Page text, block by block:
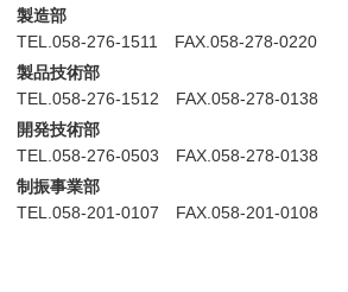
製造部
TEL.058-276-1511 FAX.058-278-0220
製品技術部
TEL.058-276-1512 FAX.058-278-0138
開発技術部
TEL.058-276-0503 FAX.058-278-0138
制振事業部
TEL.058-201-0107 FAX.058-201-0108